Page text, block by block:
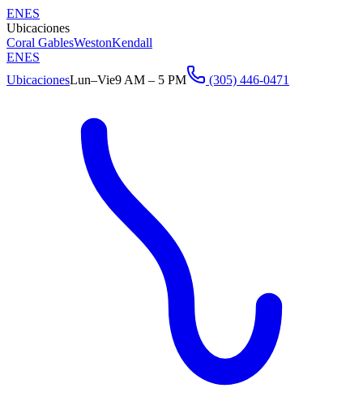
ENES
Ubicaciones
Coral GablesWestonKendall
ENES
UbicacionesLun–Vie9 AM – 5 PM (305) 446-0471